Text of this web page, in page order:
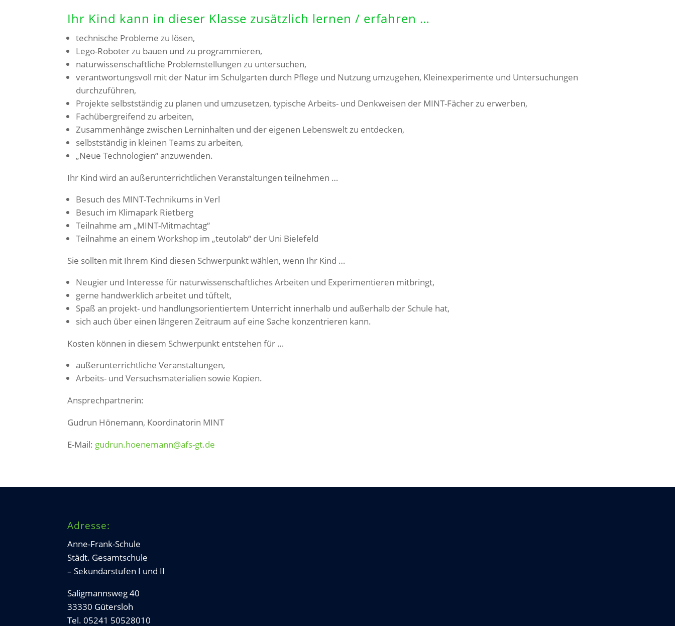
Ihr Kind kann in dieser Klasse zusätzlich lernen / erfahren …
technische Probleme zu lösen,
Lego-Roboter zu bauen und zu programmieren,
naturwissenschaftliche Problemstellungen zu untersuchen,
verantwortungsvoll mit der Natur im Schulgarten durch Pflege und Nutzung umzugehen, Kleinexperimente und Untersuchungen
durchzuführen,
Projekte selbstständig zu planen und umzusetzen, typische Arbeits- und Denkweisen der MINT-Fächer zu erwerben,
Fachübergreifend zu arbeiten,
Zusammenhänge zwischen Lerninhalten und der eigenen Lebenswelt zu entdecken,
selbstständig in kleinen Teams zu arbeiten,
„Neue Technologien“ anzuwenden.
Ihr Kind wird an außerunterrichtlichen Veranstaltungen teilnehmen …
Besuch des MINT-Technikums in Verl
Besuch im Klimapark Rietberg
Teilnahme am „MINT-Mitmachtag“
Teilnahme an einem Workshop im „teutolab“ der Uni Bielefeld
Sie sollten mit Ihrem Kind diesen Schwerpunkt wählen, wenn Ihr Kind …
Neugier und Interesse für naturwissenschaftliches Arbeiten und Experimentieren mitbringt,
gerne handwerklich arbeitet und tüftelt,
Spaß an projekt- und handlungsorientiertem Unterricht innerhalb und außerhalb der Schule hat,
sich auch über einen längeren Zeitraum auf eine Sache konzentrieren kann.
Kosten können in diesem Schwerpunkt entstehen für …
außerunterrichtliche Veranstaltungen,
Arbeits- und Versuchsmaterialien sowie Kopien.
Ansprechpartnerin:
Gudrun Hönemann, Koordinatorin MINT
E-Mail: gudrun.hoenemann@afs-gt.de
Adresse:
Anne-Frank-Schule
Städt. Gesamtschule
– Sekundarstufen I und II
Saligmannsweg 40
33330 Gütersloh
Tel. 05241 50528010